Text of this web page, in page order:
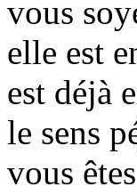
vous
elle est
est déjà
le sens
vous